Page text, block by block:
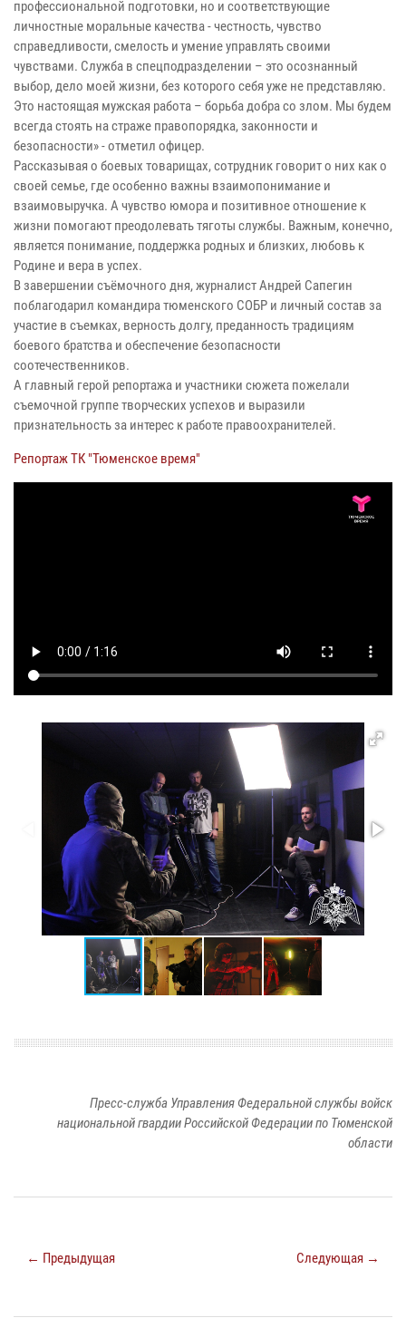
профессиональной подготовки, но и соответствующие
личностные моральные качества - честность, чувство
справедливости, смелость и умение управлять своими
чувствами. Служба в спецподразделении – это осознанный
выбор, дело моей жизни, без которого себя уже не представляю.
Это настоящая мужская работа – борьба добра со злом. Мы будем
всегда стоять на страже правопорядка, законности и
безопасности» - отметил офицер.
Рассказывая о боевых товарищах, сотрудник говорит о них как о
своей семье, где особенно важны взаимопонимание и
взаимовыручка. А чувство юмора и позитивное отношение к
жизни помогают преодолевать тяготы службы. Важным, конечно,
является понимание, поддержка родных и близких, любовь к
Родине и вера в успех.
В завершении съёмочного дня, журналист Андрей Сапегин
поблагодарил командира тюменского СОБР и личный состав за
участие в съемках, верность долгу, преданность традициям
боевого братства и обеспечение безопасности
соотечественников.
А главный герой репортажа и участники сюжета пожелали
съемочной группе творческих успехов и выразили
признательность за интерес к работе правоохранителей.
Репортаж ТК "Тюменское время"
Пресс-служба Управления Федеральной службы войск
национальной гвардии Российской Федерации по Тюменской
области
← Предыдущая Следующая →